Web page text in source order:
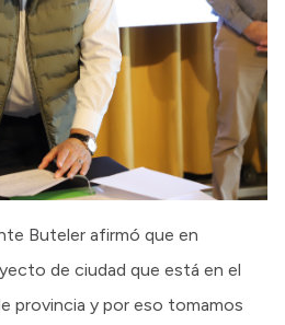
Buteler afirmó que en
de ciudad que está en el
provincia y por eso tomamos